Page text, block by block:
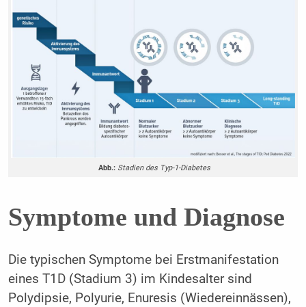
Abb.: Stadien des Typ-1-Diabetes
Symptome und Diagnose
Die typischen Symptome bei Erstmanifestation
eines T1D (Stadium 3) im Kindesalter sind
Polydipsie, Polyurie, Enuresis (Wiedereinnässen),